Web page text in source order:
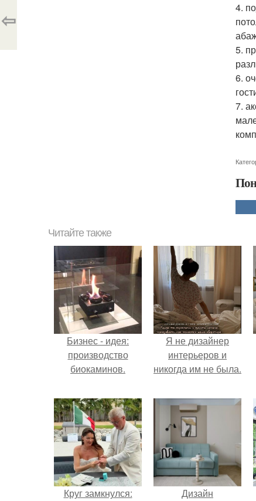
4.
5.
6.
7.
⇦
Читайте также
Бизнес - идея:
производство
биокаминов.
Я не дизайнер
интерьеров и
никогда им не была.
Круг замкнулся:
Дизайн